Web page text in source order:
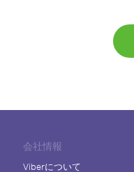
会社情報
Viberについて